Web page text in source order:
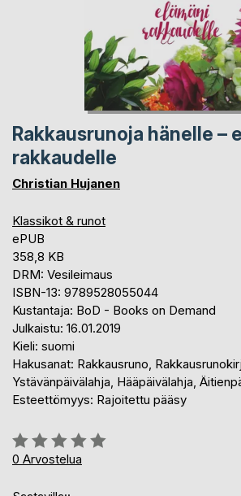
Rakkausrunoja hänelle –
rakkaudelle
Christian Hujanen
Klassikot & runot
ePUB
358,8 KB
DRM: Vesileimaus
ISBN-13: 9789528055044
Kustantaja: BoD - Books on Demand
Julkaistu: 16.01.2019
Kieli: suomi
Hakusanat: Rakkausruno,
Ystävänpäivälahja, Hääpäivälahja,
Esteettömyys: Rajoitettu pääsy
Arvostelu::
0%
0 Arvostelua